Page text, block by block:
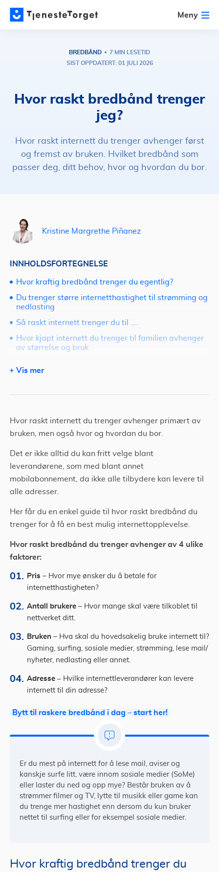
Meny
BREDBÅND
7 MIN LESETID
SIST OPPDATERT: 01 JULI 2026
Hvor raskt bredbånd trenger
jeg?
Hvor raskt internett du trenger avhenger først
og fremst av bruken. Hvilket bredbånd som
passer deg, ditt behov, hvor og hvordan du bor.
Hvor raskt internett du trenger avhenger primært av
bruken, men også hvor og hvordan du bor.
Det er ikke alltid du kan fritt velge blant
leverandørene, som med blant annet
mobilabonnement, da ikke alle tilbydere kan levere til
alle adresser.
Her får du en enkel guide til hvor raskt bredbånd du
trenger for å få en best mulig internettopplevelse.
Hvor raskt bredbånd du trenger avhenger av 4 ulike
faktorer:
Pris – Hvor mye ønsker du å betale for
internetthastigheten?
Antall brukere – Hvor mange skal være tilkoblet til
nettverket ditt.
Bruken – Hva skal du hovedsakelig bruke internett til?
Gaming, surfing, sosiale medier, strømming, lese mail/
nyheter, nedlasting eller annet.
Adresse – Hvilke internettleverandører kan levere
internett til din adresse?
Bytt til raskere bredbånd i dag – start her!
Er du mest på internett for å lese mail, aviser og
kanskje surfe litt, være innom sosiale medier (SoMe)
eller laster du ned og opp mye? Består bruken av å
strømmer filmer og TV, lytte til musikk eller game kan
du trenge mer hastighet enn dersom du kun bruker
nettet til surfing eller for eksempel sosiale medier.
Hvor kraftig bredbånd trenger du
Kristine Margrethe Piñanez
INNHOLDSFORTEGNELSE
Hvor kraftig bredbånd trenger du egentlig?
Du trenger større internetthastighet til strømming og
nedlasting
Så raskt internett trenger du til ....
Hvor kjapt internett du trenger til familien avhenger
av størrelse og bruk
trådløst bredbånd
Vis mer